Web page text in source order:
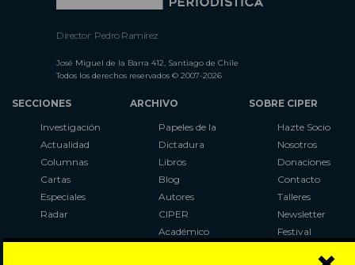
Director: Pedro Ramírez
José Miguel de la Barra 412, Santiago de Chile
Todos los derechos reservados © 2007-2026
SECCIONES
Investigación
Actualidad
Columnas
Cartas
Especiales
Radar
ARCHIVO
Papeles de la
Dictadura
Libros
Blog
Autores
CIPER
Académico
SOBRE CIPER
Hazte Socio
Nosotros
Donaciones
Contacto
Talleres
Newsletter
Festival